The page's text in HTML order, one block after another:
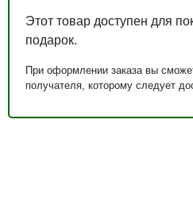
Этот товар доступен для
подарок.
При оформлении заказа вы
получателя, которому следует